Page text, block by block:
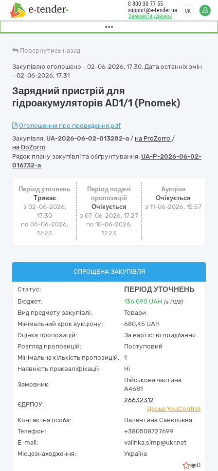
Замовити дзвінок
0 800 30 77 55
support@e-tender.ua
UK
Повернутись назад
Закупівлю оголошено - 02-06-2026, 17:30. Дата останніх змін
- 02-06-2026, 17:31
Зарядний пристрій для
гідроакумуляторів AD1/1 (Pnomek)
Оголошення про проведення.pdf
Закупівля: UA-2026-06-02-013282-a / на ProZorro /
на DoZorro
Рядок плану закупівлі та обґрунтування: UA-P-2026-06-02-
016732-a
Період уточнень
Триває
з 02-06-2026,
17:30
по 06-06-2026,
17:23
Період подачі
пропозицій
Очікується
з 07-06-2026, 17:27
по 10-06-2026,
17:23
Аукціон
Очікується
з11-06-2026, 15:57
СПРОЩЕНА ЗАКУПІВЛЯ
Статус: ПЕРІОД УТОЧНЕНЬ
Бюджет: 136 090 UAH (з ПДВ)
Вид предмету закупівлі:
Товари
Мінімальний крок аукціону:
680,45 UAH
Оцінка пропозицій:
За вартістю придбання
Розгляд пропозицій:
Поступовий
Мінімальна кількість пропозицій:
1
Наявність прекваліфікації:
Ні
Замовник:
Військова частина
А4681
ЄДРПОУ:
26632312
Досьє YouControl
Контактна особа:
Валентина Савєльєва
Телефон:
+380508727699
E-mail:
valinka.simp@ukr.net
Місцезнаходження:
Україна
0